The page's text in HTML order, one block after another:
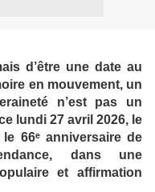
d’être une date au
en mouvement, un
n’est pas un
lundi 27 avril 2026, le
66ᵉ anniversaire de
dans une
et affirmation